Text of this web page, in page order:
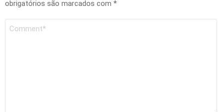
obrigatórios são marcados com *